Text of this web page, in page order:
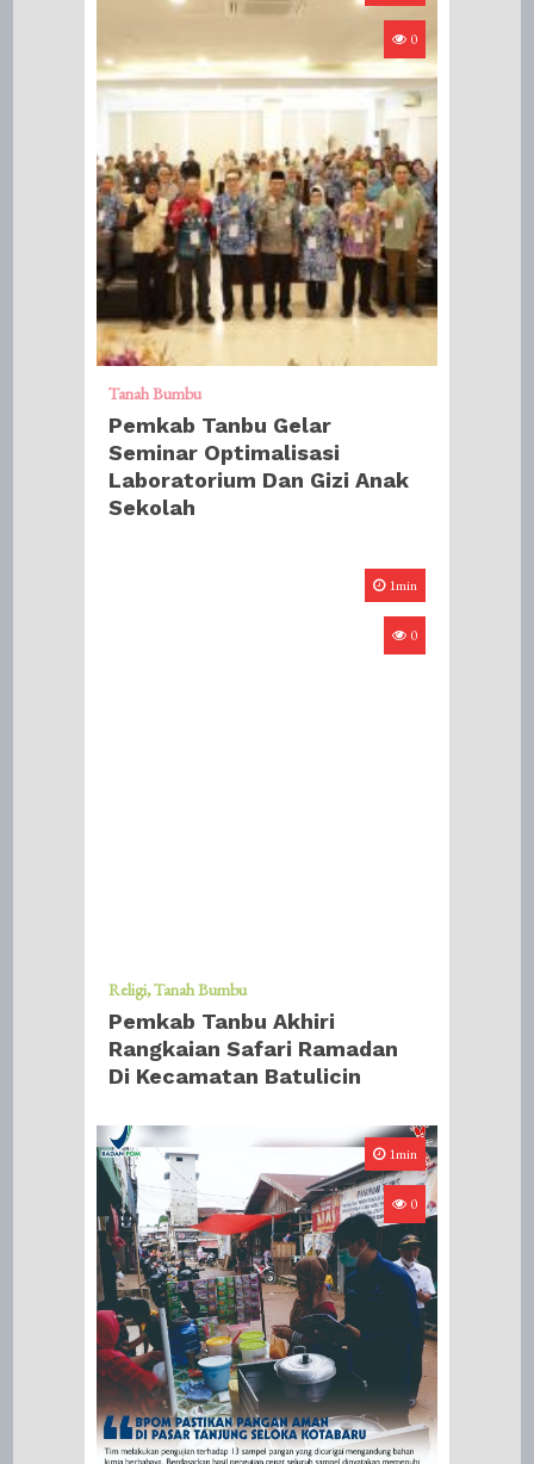
0
Tanah Bumbu
Pemkab Tanbu Gelar
Seminar Optimalisasi
Laboratorium Dan Gizi Anak
Sekolah
1min
0
Religi Tanah Bumbu
Pemkab Tanbu Akhiri
Rangkaian Safari Ramadan
Di Kecamatan Batulicin
1min
0